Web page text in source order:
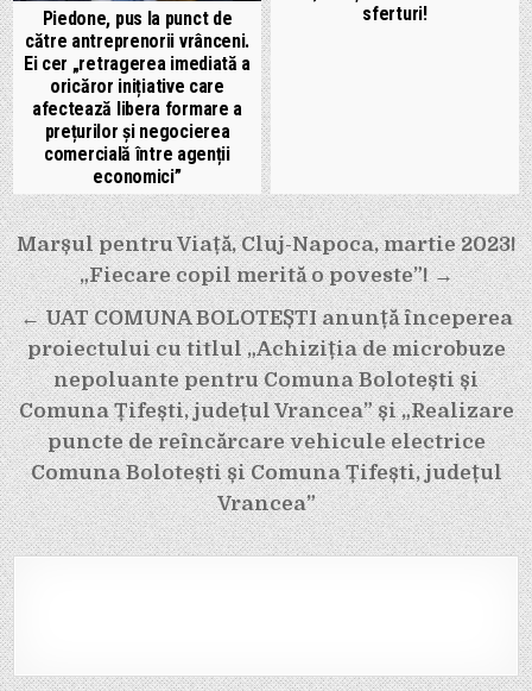
Piedone, pus la punct de
către antreprenorii vrânceni.
Ei cer „retragerea imediată a
oricăror inițiative care
afectează libera formare a
prețurilor și negocierea
comercială între agenții
economici”
sferturi!
Navigare
în
articole
Marșul pentru Viață, Cluj-Napoca, martie 2023!
„Fiecare copil merită o poveste”! →
← UAT COMUNA BOLOTEȘTI anunță începerea
proiectului cu titlul „Achiziția de microbuze
nepoluante pentru Comuna Bolotești și
Comuna Țifești, județul Vrancea” și „Realizare
puncte de reîncărcare vehicule electrice
Comuna Bolotești și Comuna Țifești, județul
Vrancea”